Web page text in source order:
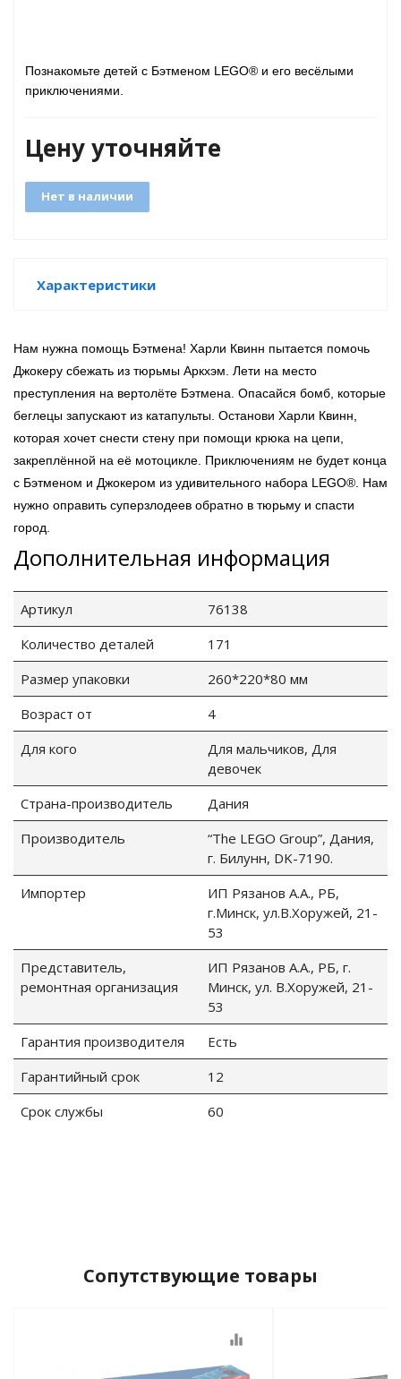
Познакомьте детей с Бэтменом LEGO® и его весёлыми
приключениями.
Цену уточняйте
Нет в наличии
Характеристики
Нам нужна помощь Бэтмена! Харли Квинн пытается помочь
Джокеру сбежать из тюрьмы Аркхэм. Лети на место
преступления на вертолёте Бэтмена. Опасайся бомб, которые
беглецы запускают из катапульты. Останови Харли Квинн,
которая хочет снести стену при помощи крюка на цепи,
закреплённой на её мотоцикле. Приключениям не будет конца
с Бэтменом и Джокером из удивительного набора LEGO® . Нам
нужно оправить суперзлодеев обратно в тюрьму и спасти
город.
Дополнительная информация
Артикул
76138
Количество деталей
171
Размер упаковки
260*220*80 мм
Возраст от
4
Для кого
Для мальчиков, Для
девочек
Страна-производитель
Дания
Производитель
“The LEGO Group”, Дания,
г. Билунн, DK-7190.
Импортер
ИП Рязанов А.А., РБ,
г.Минск, ул.В.Хоружей, 21-
53
Представитель,
ремонтная организация
ИП Рязанов А.А., РБ, г.
Минск, ул. В.Хоружей, 21-
53
Гарантия производителя
Есть
Гарантийный срок
12
Срок службы
60
Сопутствующие товары
equalizer